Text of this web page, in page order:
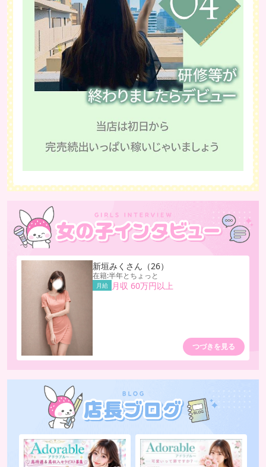
新垣みく さん （26）
在籍:半年とちょっと
月給 月収 60万円以上
つづきを見る